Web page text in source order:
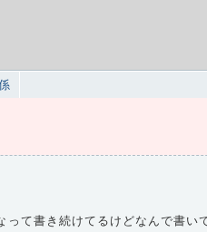
って書き続けてるけどなんで書